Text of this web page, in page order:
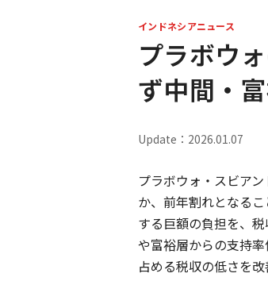
インドネシアニュース
プラボウ
ず中間・
Update：2026.01.07
プラボウォ・スビア
か、前年割れとなる
する巨額の負担を、
や富裕層からの支持
占める税収の低さを